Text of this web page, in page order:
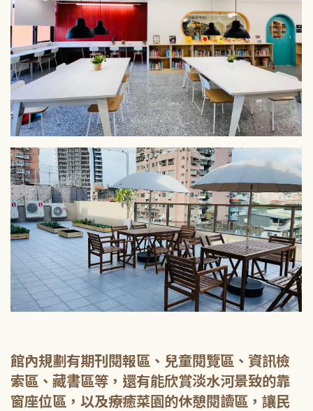
館內規劃有期刊閱報區、兒童閱覽區、資訊檢
索區、藏書區等，還有能欣賞淡水河景致的靠
窗座位區，以及療癒菜園的休憩閱讀區，讓民